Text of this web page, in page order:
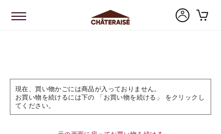
現在、買い物かごには商品が入っておりません。
お買い物を続けるには下の 「お買い物を続ける」 をクリックし
てください。